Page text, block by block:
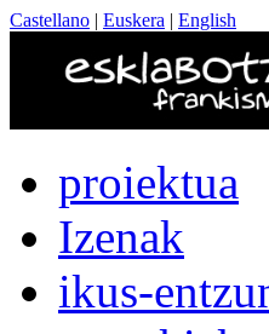
Castellano | Euskera | English
proiektua
Izenak
ikus-